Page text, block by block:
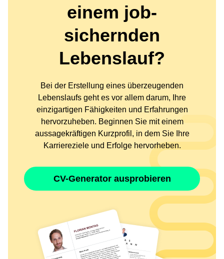
einem job-
sichernden
Lebenslauf?
Bei der Erstellung eines überzeugenden
Lebenslaufs geht es vor allem darum, Ihre
einzigartigen Fähigkeiten und Erfahrungen
hervorzuheben. Beginnen Sie mit einem
aussagekräftigen Kurzprofil, in dem Sie Ihre
Karriereziele und Erfolge hervorheben.
CV-Generator ausprobieren